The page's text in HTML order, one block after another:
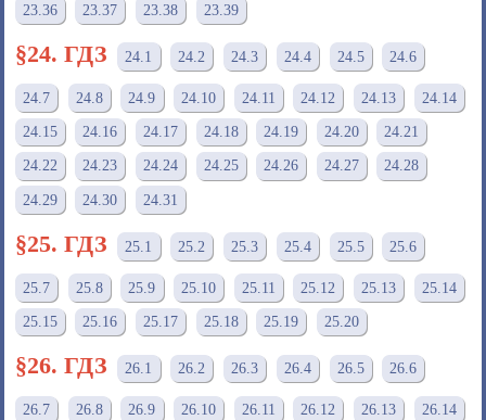
23.36 23.37 23.38 23.39
§24. ГДЗ 24.1 24.2 24.3 24.4 24.5 24.6
24.7 24.8 24.9 24.10 24.11 24.12 24.13 24.14
24.15 24.16 24.17 24.18 24.19 24.20 24.21
24.22 24.23 24.24 24.25 24.26 24.27 24.28
24.29 24.30 24.31
§25. ГДЗ 25.1 25.2 25.3 25.4 25.5 25.6
25.7 25.8 25.9 25.10 25.11 25.12 25.13 25.14
25.15 25.16 25.17 25.18 25.19 25.20
§26. ГДЗ 26.1 26.2 26.3 26.4 26.5 26.6
26.7 26.8 26.9 26.10 26.11 26.12 26.13 26.14